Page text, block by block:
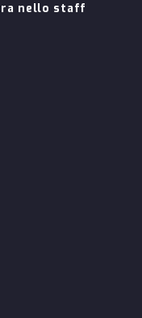
nello staff